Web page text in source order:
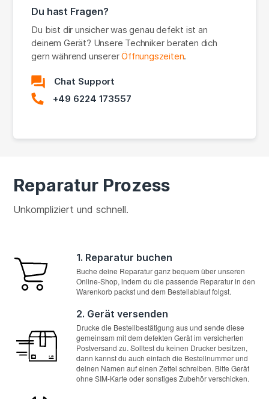
Du hast Fragen?
Du bist dir unsicher was genau defekt ist an
deinem Gerät? Unsere Techniker beraten dich
gern während unsererÖffnungszeiten.
Chat Support
+49 6224 173557
Reparatur Prozess
Unkompliziert und schnell.
1. Reparatur buchen
Buche deine Reparatur ganz bequem über unseren
Online-Shop, indem du die passende Reparatur in den
Warenkorb packst und dem Bestellablauf folgst.
2. Gerät versenden
Drucke die Bestellbestätigung aus und sende diese
gemeinsam mit dem defekten Gerät im versicherten
Postversand zu. Solltest du keinen Drucker besitzen,
dann kannst du auch einfach die Bestellnummer und
deinen Namen auf einen Zettel schreiben. Bitte Gerät
ohne SIM-Karte oder sonstiges Zubehör verschicken.